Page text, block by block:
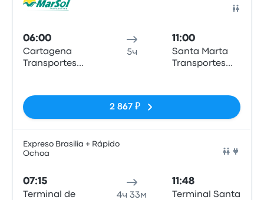
06:00
Cartagena
Transportes
5ч
11:00
Santa Marta
Transportes
2 867 ₽
Expreso Brasilia + Rápido
Ochoa
07:15
Terminal de
4ч 33м
11:48
Terminal Santa